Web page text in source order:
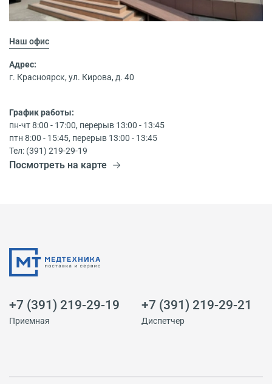
Наш офис
Адрес:
г. Красноярск, ул. Кирова, д. 40
График работы:
пн-чт 8:00 - 17:00, перерыв 13:00 - 13:45
птн 8:00 - 15:45, перерыв 13:00 - 13:45
Тел: (391) 219-29-19
Посмотреть на карте
+7 (391) 219-29-19
Приемная
+7 (391) 219-29-21
Диспетчер